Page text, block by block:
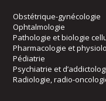
Obstétrique-gynécologie
Ophtalmologie
Pathologie et biologie
Pharmacologie et
Pédiatrie
Psychiatrie et
Radiologie, radio-